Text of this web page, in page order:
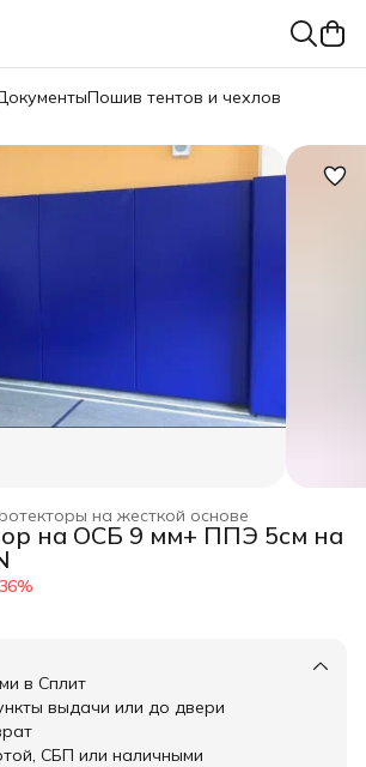
Пошив тентов и чехлов
на жесткой основе
на ОСБ 9 мм+ ППЭ 5см на
%
в Сплит
выдачи или до двери
СБП или наличными